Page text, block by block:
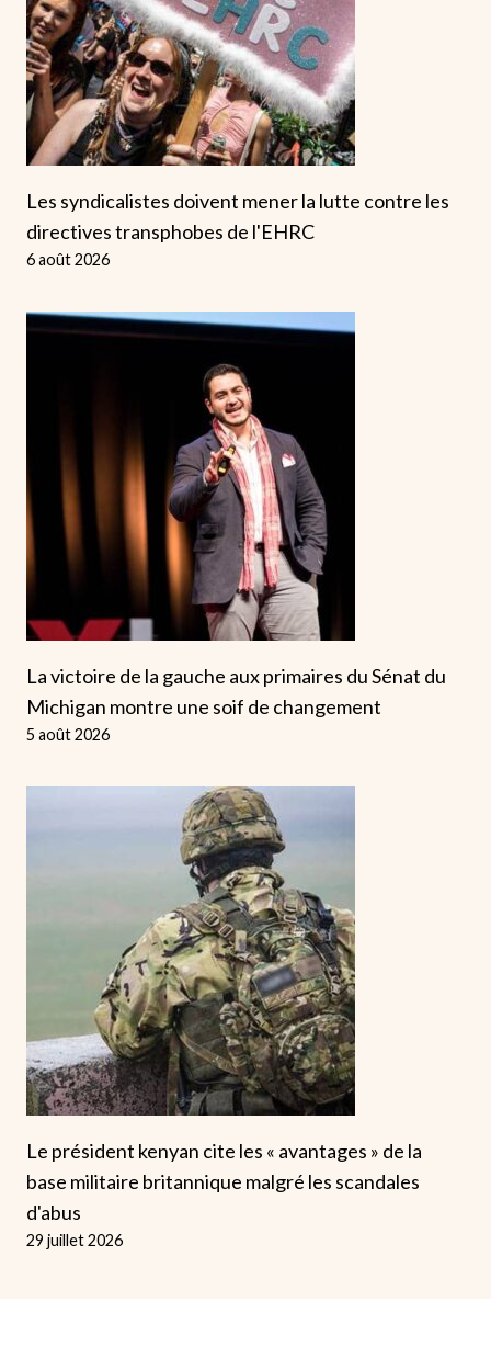
Les syndicalistes doivent mener la lutte contre les
directives transphobes de l'EHRC
6 août 2026
La victoire de la gauche aux primaires du Sénat du
Michigan montre une soif de changement
5 août 2026
Le président kenyan cite les « avantages » de la
base militaire britannique malgré les scandales
d'abus
29 juillet 2026